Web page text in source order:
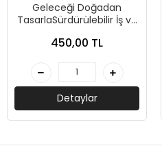
Geleceği Doğadan
TasarlaSürdürülebilir İş ve
Ekosistemin Keşfi-Ceylan
Muharrem Özdemir-
450,00 TL
Detaylar